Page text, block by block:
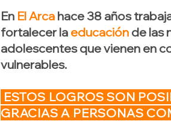
En El Arca hace 38 años
fortalecer la educación de las
adolescentes que vienen en
vulnerables.
ESTOS LOGROS SON
GRACIAS A PERSONAS